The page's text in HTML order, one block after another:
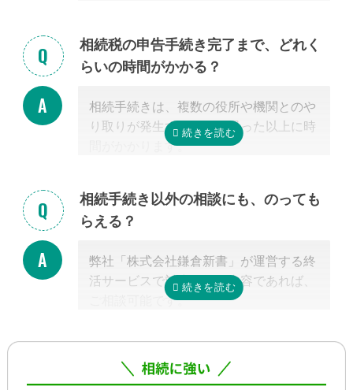
ル・郵便などを使って進捗状況などの連
絡を取り合う形になります。
ば大丈夫ですので、ご安心ください。
相続税の申告手続き完了まで、どれく
らいの時間がかかる？
相続手続きは、複数の役所や機関とのや
り取りが発生するため、思った以上に時
間がかかります。
り、専門家が効率よく進めたとしても一
般的には全部で約3-4カ月かかると言わ
これに相続税申告が加わると、相談発生
後10カ月以内に申告しなければならない
ため、早めの動き出しが肝心です。
る場合、平日昼間に何度も役所に行くな
どさらに時間がかかるので、専門家に任
せたほうが早く確実に手続きが進み、ス
相続手続き以外の相談にも、のっても
らえる？
弊社「株式会社鎌倉新書」が運営する終
活サービスで対応可能な内容であれば、
ご相談可能です。
却支援、のこされた高齢のご家族の見守
り・介護支援、相続した財産の資産運用
のご相談、本位牌や法要・海洋散骨・お